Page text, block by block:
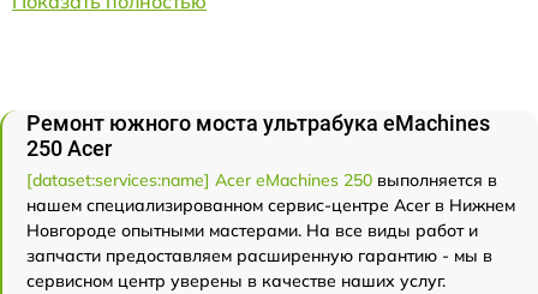
Ремонт южного моста ультрабука eMachines
250 Acer
[dataset:services:name] Acer eMachines 250 выполняется в
нашем специализированном сервис-центре Acer в Нижнем
Новгороде опытными мастерами. На все виды работ и
запчасти предоставляем расширенную гарантию - мы в
сервисном центр уверены в качестве наших услуг.